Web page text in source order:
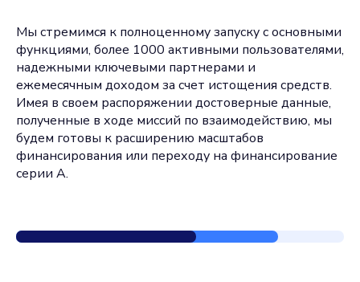
Мы стремимся к полноценному запуску с основными
функциями, более 1000 активными пользователями,
надежными ключевыми партнерами и
ежемесячным доходом за счет истощения средств.
Имея в своем распоряжении достоверные данные,
полученные в ходе миссий по взаимодействию, мы
будем готовы к расширению масштабов
финансирования или переходу на финансирование
серии А.